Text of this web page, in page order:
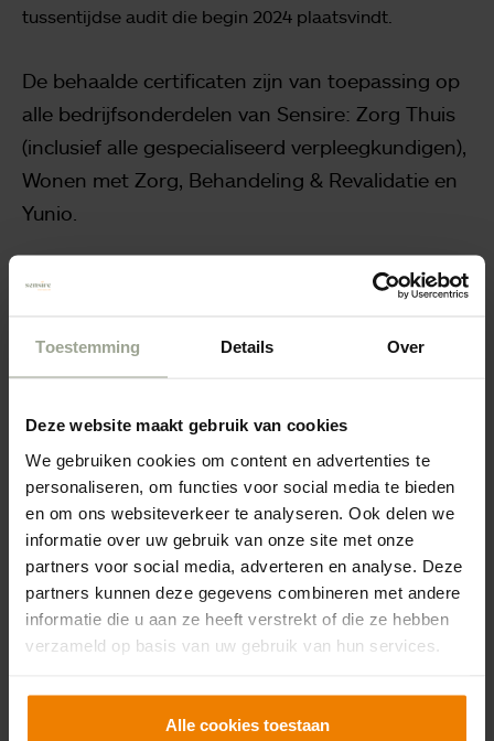
Toestemming Details Over
Deze website maakt gebruik van cookies
We gebruiken cookies om content en advertenties te
personaliseren, om functies voor social media te bieden
en om ons websiteverkeer te analyseren. Ook delen we
informatie over uw gebruik van onze site met onze
partners voor social media, adverteren en analyse. Deze
partners kunnen deze gegevens combineren met andere
informatie die u aan ze heeft verstrekt of die ze hebben
verzameld op basis van uw gebruik van hun services.
Alle cookies toestaan
tussentijdse audit die begin 2024 plaatsvindt.
De behaalde certificaten zijn van toepassing op
alle bedrijfsonderdelen van Sensire: Zorg Thuis
(inclusief alle gespecialiseerd verpleegkundigen),
Wonen met Zorg, Behandeling & Revalidatie en
Yunio.
Certificaat ISO9001:2015 (2023)
Het kwaliteitsregister V&V
Het Kwaliteitsregister V&V (Verpleging & Verzorging) is
een digitaal systeem waarin verpleegkundigen en
verzorgenden kunnen bijhouden hoe ze met scholing
en activiteiten op de hoogte blijven van de
ontwikkelingen in hun vak en hun deskundigheid